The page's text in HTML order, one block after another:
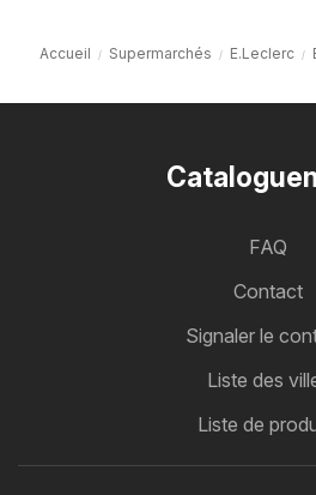
Accueil Supermarchés E.Leclerc
FAQ
Contact
Signaler le
Liste des
Liste de